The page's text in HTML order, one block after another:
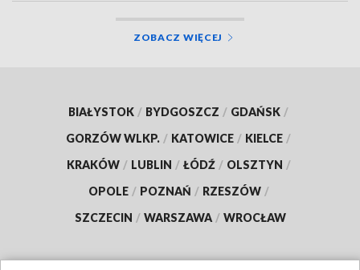
ZOBACZ WIĘCEJ
BIAŁYSTOK / BYDGOSZCZ / GDAŃSK /
GORZÓW WLKP. / KATOWICE / KIELCE /
KRAKÓW / LUBLIN / ŁÓDŹ / OLSZTYN /
OPOLE / POZNAŃ / RZESZÓW /
SZCZECIN / WARSZAWA / WROCŁAW